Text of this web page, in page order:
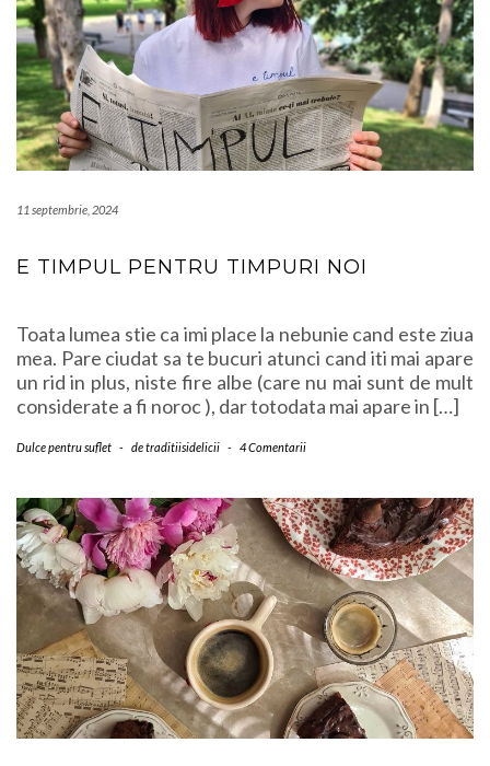
11 septembrie, 2024
E TIMPUL PENTRU TIMPURI NOI
Toata lumea stie ca imi place la nebunie cand este ziua
mea. Pare ciudat sa te bucuri atunci cand iti mai apare
un rid in plus, niste fire albe (care nu mai sunt de mult
considerate a fi noroc ), dar totodata mai apare in […]
Dulce pentru suflet - detraditiisidelicii - 4 Comentarii